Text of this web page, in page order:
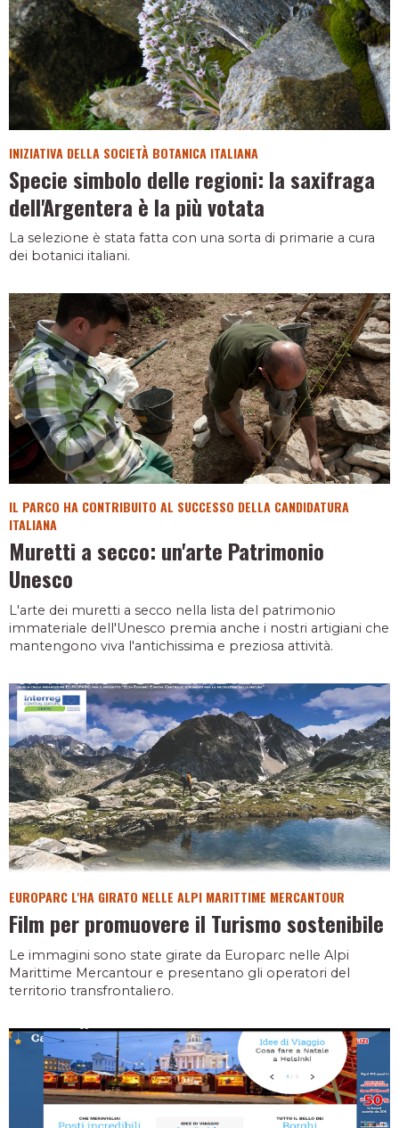
INIZIATIVA DELLA SOCIETÀ BOTANICA ITALIANA
Specie simbolo delle regioni: la saxifraga
dell'Argentera è la più votata
La selezione è stata fatta con una sorta di primarie a cura
dei botanici italiani.
IL PARCO HA CONTRIBUITO AL SUCCESSO DELLA CANDIDATURA
ITALIANA
Muretti a secco: un'arte Patrimonio
Unesco
L'arte dei muretti a secco nella lista del patrimonio
immateriale dell'Unesco premia anche i nostri artigiani che
mantengono viva l'antichissima e preziosa attività.
EUROPARC L'HA GIRATO NELLE ALPI MARITTIME MERCANTOUR
Film per promuovere il Turismo sostenibile
Le immagini sono state girate da Europarc nelle Alpi
Marittime Mercantour e presentano gli operatori del
territorio transfrontaliero.